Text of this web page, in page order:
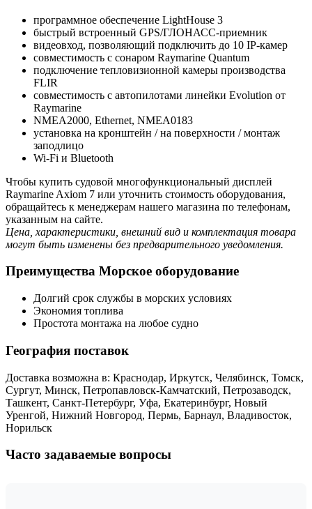
программное обеспечение LightHouse 3
быстрый встроенный GPS/ГЛОНАСС-приемник
видеовход, позволяющий подключить до 10 IP-камер
совместимость с сонаром Raymarine Quantum
подключение тепловизионной камеры производства
FLIR
совместимость с автопилотами линейки Evolution от
Raymarine
NMEA2000, Ethernet, NMEA0183
установка на кронштейн / на поверхности / монтаж
заподлицо
Wi-Fi и Bluetooth
Чтобы купить судовой многофункциональный дисплей
Raymarine Axiom 7 или уточнить стоимость оборудования,
обращайтесь к менеджерам нашего магазина по телефонам,
указанным на сайте.
Цена, характеристики, внешний вид и комплектация товара
могут быть изменены без предварительного уведомления.
Преимущества Морское оборудование
Долгий срок службы в морских условиях
Экономия топлива
Простота монтажа на любое судно
География поставок
Доставка возможна в: Краснодар, Иркутск, Челябинск, Томск,
Сургут, Минск, Петропавловск-Камчатский, Петрозаводск,
Ташкент, Санкт-Петербург, Уфа, Екатеринбург, Новый
Уренгой, Нижний Новгород, Пермь, Барнаул, Владивосток,
Норильск
Часто задаваемые вопросы